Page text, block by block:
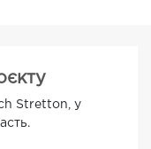
Stretton, у